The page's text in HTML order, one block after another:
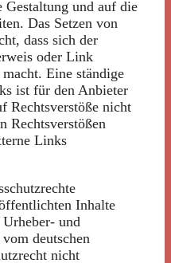
und auf die
Das Setzen von
dass sich der
oder Link
Eine ständige
ist für den Anbieter
Rechtsverstöße nicht
Rechtsverstößen
Links
Inhalte
und
deutschen
nicht